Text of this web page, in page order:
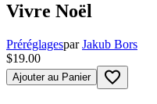
Vivre Noël
Préréglagespar Jakub Bors
$19.00
Ajouter au Panier favorite_border